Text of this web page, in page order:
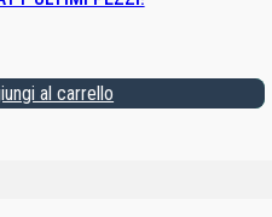
al carrello